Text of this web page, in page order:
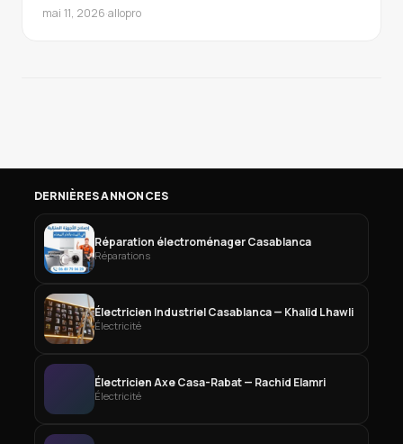
mai 11, 2026·allopro
DERNIÈRES ANNONCES
Réparation électroménager Casablanca
Réparations
Électricien Industriel Casablanca — Khalid Lhawli
Électricité
Électricien Axe Casa-Rabat — Rachid Elamri
Électricité